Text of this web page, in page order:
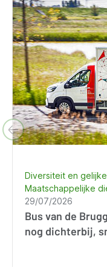
Bus van de
nog dichterbij,
Diversiteit en
Maatschappelijke
29/07/2026